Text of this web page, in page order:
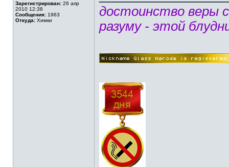
Зарегистрирован: 26 апр
2010 12:38
Сообщения: 1963
Откуда: Химки
достоинство веры
разуму - этой